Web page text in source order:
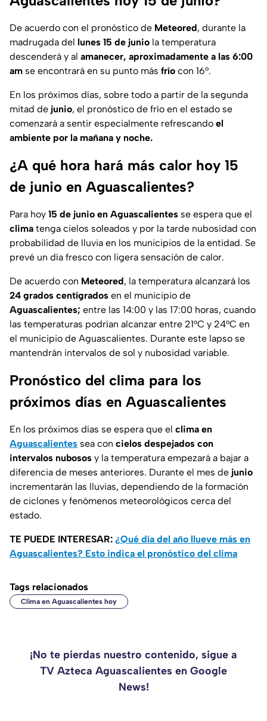
De acuerdo con el pronóstico de Meteored, durante la
madrugada del lunes 15 de junio la temperatura
descenderá y al amanecer, aproximadamente a las 6:00
am se encontrará en su punto más frío con 16°.
En los próximos días, sobre todo a partir de la segunda
mitad de junio, el pronóstico de frío en el estado se
comenzará a sentir especialmente refrescando el
ambiente por la mañana y noche.
¿A qué hora hará más calor hoy 15
de junio en Aguascalientes?
Para hoy 15 de junio en Aguascalientes se espera que el
clima tenga cielos soleados y por la tarde nubosidad con
probabilidad de lluvia en los municipios de la entidad. Se
prevé un día fresco con ligera sensación de calor.
De acuerdo con Meteored, la temperatura alcanzará los
24 grados centígrados en el municipio de
Aguascalientes; entre las 14:00 y las 17:00 horas, cuando
las temperaturas podrían alcanzar entre 21°C y 24°C en
el municipio de Aguascalientes. Durante este lapso se
mantendrán intervalos de sol y nubosidad variable.
Pronóstico del clima para los
próximos días en Aguascalientes
En los próximos días se espera que el clima en
Aguascalientes sea con cielos despejados con
intervalos nubosos y la temperatura empezará a bajar a
diferencia de meses anteriores. Durante el mes de junio
incrementarán las lluvias, dependiendo de la formación
de ciclones y fenómenos meteorológicos cerca del
estado.
TE PUEDE INTERESAR: ¿Qué día del año llueve más en
Aguascalientes? Esto indica el pronóstico del clima
Tags relacionados
Clima en Aguascalientes hoy
¡No te pierdas nuestro contenido, sigue a
TV Azteca Aguascalientes en Google
News!